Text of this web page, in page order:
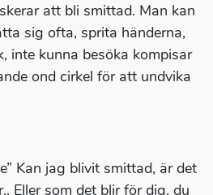
att bli smittad. Man kan
sig ofta, sprita händerna,
inte kunna besöka kompisar
ond cirkel för att undvika
Kan jag blivit smittad, är det
Eller som det blir för dig, du